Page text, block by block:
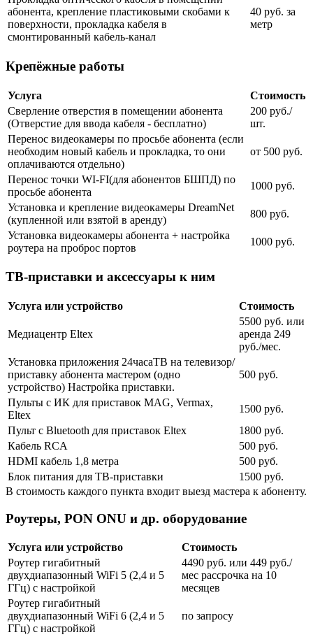
абонента, крепление пластиковыми скобами к
поверхности, прокладка кабеля в
смонтированный кабель-канал
40 руб. за
метр
Крепёжные работы
Услуга
Стоимость
Сверление отверстия в помещении абонента
(Отверстие для ввода кабеля - бесплатно)
200 руб./
шт.
Перенос видеокамеры по просьбе абонента (если
необходим новый кабель и прокладка, то они
оплачиваются отдельно)
от 500 руб.
Перенос точки WI-FI(для абонентов БШПД) по
просьбе абонента
1000 руб.
Установка и крепление видеокамеры DreamNet
(купленной или взятой в аренду)
800 руб.
Установка видеокамеры абонента + настройка
роутера на проброс портов
1000 руб.
ТВ-приставки и аксессуары к ним
Услуга или устройство Стоимость
Медиацентр Eltex
5500 руб. или
аренда 249
руб./мес.
Установка приложения 24часаТВ на телевизор/
приставку абонента мастером (одно
устройство) Настройка приставки.
500 руб.
Пульты с ИК для приставок MAG, Vermax,
Eltex
1500 руб.
Пульт с Bluetooth для приставок Eltex
1800 руб.
Кабель RCA
500 руб.
HDMI кабель 1,8 метра
500 руб.
Блок питания для ТВ-приставки
1500 руб.
В стоимость каждого пункта входит выезд мастера к абоненту.
Роутеры, PON ONU и др. оборудование
Услуга или устройство
Стоимость
Роутер гигабитный
двухдиапазонный WiFi 5 (2,4 и 5
ГГц) с настройкой
4490 руб. или 449 руб./
мес рассрочка на 10
месяцев
Роутер гигабитный
двухдиапазонный WiFi 6 (2,4 и 5
ГГц) с настройкой
по запросу